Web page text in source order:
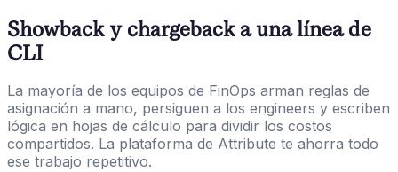
Showback y chargeback a una línea de
CLI
La mayoría de los equipos de FinOps arman reglas de
asignación a mano, persiguen a los engineers y escriben
lógica en hojas de cálculo para dividir los costos
compartidos. La plataforma de Attribute te ahorra todo
ese trabajo repetitivo.